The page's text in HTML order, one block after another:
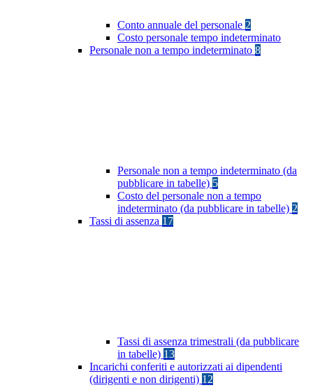
Conto annuale del personale 2
Costo personale tempo indeterminato
Personale non a tempo indeterminato 8
Personale non a tempo indeterminato (da
pubblicare in tabelle) 5
Costo del personale non a tempo
indeterminato (da pubblicare in tabelle) 2
Tassi di assenza 17
Tassi di assenza trimestrali (da pubblicare
in tabelle) 13
Incarichi conferiti e autorizzati ai dipendenti
(dirigenti e non dirigenti) 12